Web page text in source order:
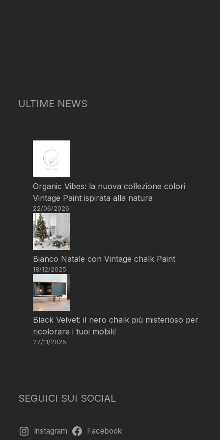
ULTIME NEWS
Organic Vibes: la nuova collezione colori
Vintage Paint ispirata alla natura
22/06/2026
Bianco Natale con Vintage chalk Paint
18/12/2025
Black Velvet: il nero chalk più misterioso per
ricolorare i tuoi mobili!
27/11/2025
SEGUICI SUI SOCIAL
Instagram Facebook